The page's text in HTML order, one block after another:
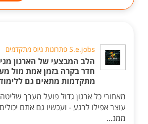
S.e.jobs פתרונות גיוס מתקדמים
הלב המבצעי של הארגון
חדר בקרה בזמן אמת מול
מתקדמות מתאים גם
מאחורי כל ארגון גדול פועל מערך
עוצר אפילו לרגע - ועכשיו גם אתם
ממנ...